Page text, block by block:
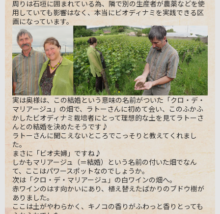
周りは石垣に囲まれている為、隣で別の生産者が農薬などを使
用していても影響はなく、本当にビオディナミを実践できる区
画になっています。
実は奥様は、この結婚という意味の名前がついた「クロ・デ・
マリアージュ」の畑で、ラトーさんに初めて会い、このふかふ
かしたビオディナミ栽培者にとって理想的な土を見てラトーさ
んとの結婚を決めたそうです♪
ラトーさんに聞こえないところでこっそりと教えてくれまし
た。
まさに「ビオ夫婦」ですね♪
しかもマリアージュ（＝結婚）という名前の付いた畑でなん
て、ここはパワースポットなのでしょうか。
次は「クロ・デ・マリアージュ」の白ワインの畑へ。
赤ワインのはす向かいにあり、植え替えたばかりのブドウ樹が
ありました。
ここは土がやわらかく、キノコの香りがふわっと香りとっても